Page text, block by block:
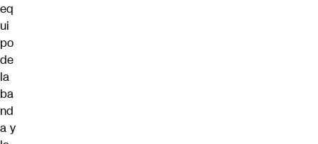
eq
ui
po
de
la
ba
nd
a y